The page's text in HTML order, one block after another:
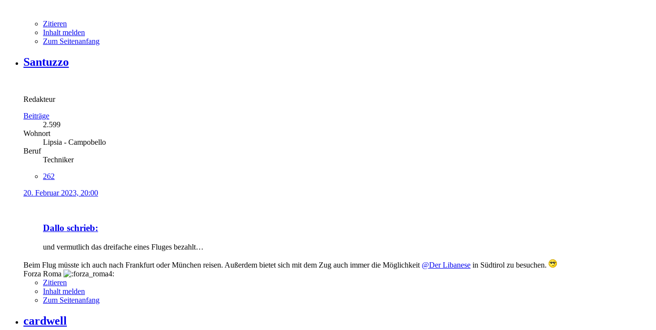
Zitieren
Inhalt melden
Zum Seitenanfang
Santuzzo
Redakteur
Beiträge
2.599
Wohnort
Lipsia - Campobello
Beruf
Techniker
262
20. Februar 2023, 20:00
Dallo schrieb:
und vermutlich das dreifache eines Fluges bezahlt…
Beim Flug müsste ich auch nach Frankfurt oder München reisen. Außerdem bietet sich mit dem Zug auch immer die Möglichkeit @Der Libanese in Südtirol zu besuchen.
Forza Roma
Zitieren
Inhalt melden
Zum Seitenanfang
cardwell